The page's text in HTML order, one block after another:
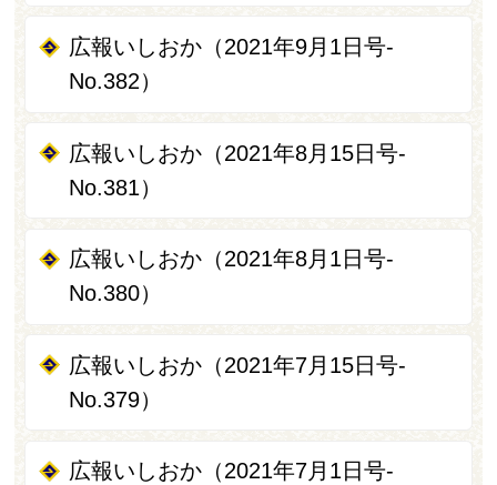
広報いしおか（2021年9月1日号-
No.382）
広報いしおか（2021年8月15日号-
No.381）
広報いしおか（2021年8月1日号-
No.380）
広報いしおか（2021年7月15日号-
No.379）
広報いしおか（2021年7月1日号-